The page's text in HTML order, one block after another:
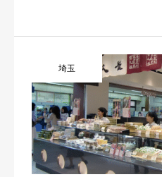
埼玉